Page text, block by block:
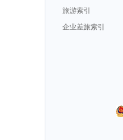
旅游索引
企业差旅索引